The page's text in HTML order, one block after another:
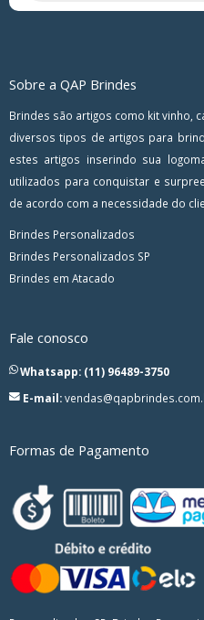
Sobre a QAP Brindes
Brindes são artigos como kit vinho,
diversos tipos de artigos para
estes artigos inserindo sua
utilizados para conquistar e
de acordo com a necessidade do
Brindes Personalizados
Brindes Personalizados SP
Brindes em Atacado
Fale conosco
Whatsapp: (11) 96489-3750
E-mail:
Formas de Pagamento